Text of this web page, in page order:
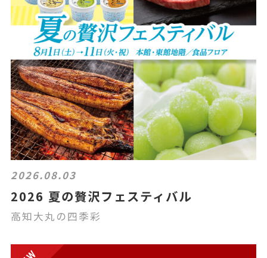
2026.08.03
2026 夏の贅沢フェスティバル
高知大丸の四季彩